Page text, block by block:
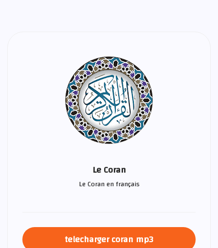
Le Coran
Le Coran en français
telecharger coran mp3